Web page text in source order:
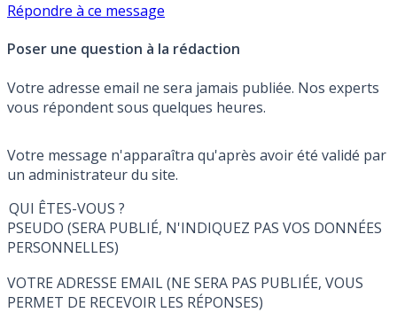
Répondre à ce message
Poser une question à la rédaction
Votre adresse email ne sera jamais publiée. Nos experts
vous répondent sous quelques heures.
Votre message n'apparaîtra qu'après avoir été validé par
un administrateur du site.
QUI ÊTES-VOUS ?
PSEUDO (SERA PUBLIÉ, N'INDIQUEZ PAS VOS DONNÉES
PERSONNELLES)
VOTRE ADRESSE EMAIL (NE SERA PAS PUBLIÉE, VOUS
PERMET DE RECEVOIR LES RÉPONSES)